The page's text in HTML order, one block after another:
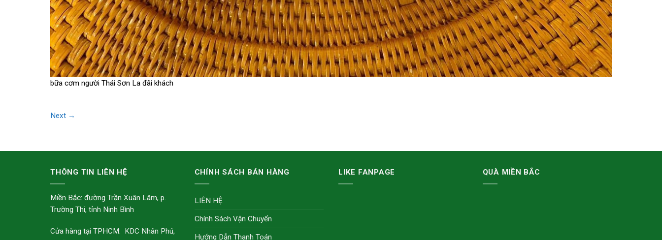
bữa cơm người Thái Sơn La đãi khách
Next →
THÔNG TIN LIÊN HỆ
Miền Bắc: đường Trần Xuân Lâm, p.
Trường Thi, tỉnh Ninh Bình
Cửa hàng tại TPHCM: KDC Nhân Phú,
CHÍNH SÁCH BÁN HÀNG
LIÊN HỆ
Chính Sách Vận Chuyển
Hướng Dẫn Thanh Toán
LIKE FANPAGE QUÀ MIỀN BẮC